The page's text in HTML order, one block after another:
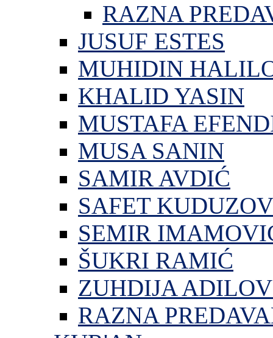
RAZNA
JUSUF ESTES
MUHIDIN
KHALID YASIN
MUSTAFA
MUSA SANIN
SAMIR AVDIĆ
SAFET
SEMIR
ŠUKRI RAMIĆ
ZUHDIJA
RAZNA